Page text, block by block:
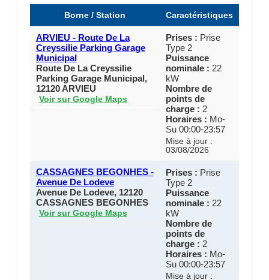
Borne / Station Caractéristiques
ARVIEU - Route De La
Creyssilie Parking Garage
Municipal
Route De La Creyssilie
Parking Garage Municipal,
12120 ARVIEU
Voir sur Google Maps
Prises : Prise
Type 2
Puissance
nominale : 22
kW
Nombre de
points de
charge : 2
Horaires : Mo-
Su 00:00-23:57
Mise à jour :
03/08/2026
CASSAGNES BEGONHES -
Avenue De Lodeve
Avenue De Lodeve, 12120
CASSAGNES BEGONHES
Voir sur Google Maps
Prises : Prise
Type 2
Puissance
nominale : 22
kW
Nombre de
points de
charge : 2
Horaires : Mo-
Su 00:00-23:57
Mise à jour :